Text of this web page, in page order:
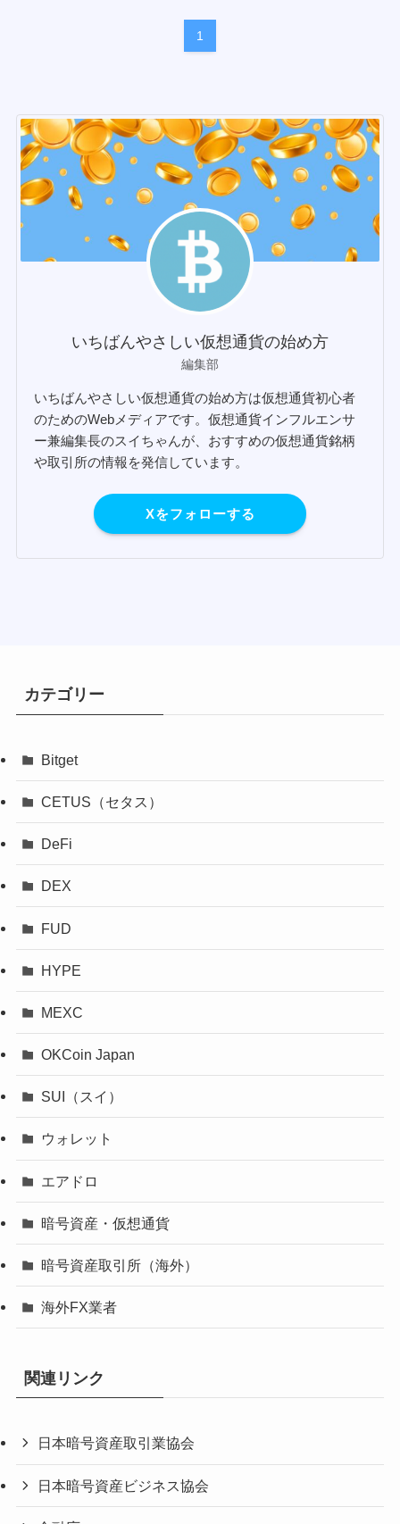
1
いちばんやさしい仮想通貨の始め方
編集部
いちばんやさしい仮想通貨の始め方は仮想通貨初心者
のためのWebメディアです。仮想通貨インフルエンサ
ー兼編集長のスイちゃんが、おすすめの仮想通貨銘柄
や取引所の情報を発信しています。
Xをフォローする
カテゴリー
Bitget
CETUS（セタス）
DeFi
DEX
FUD
HYPE
MEXC
OKCoin Japan
SUI（スイ）
ウォレット
エアドロ
暗号資産・仮想通貨
暗号資産取引所（海外）
海外FX業者
関連リンク
日本暗号資産取引業協会
日本暗号資産ビジネス協会